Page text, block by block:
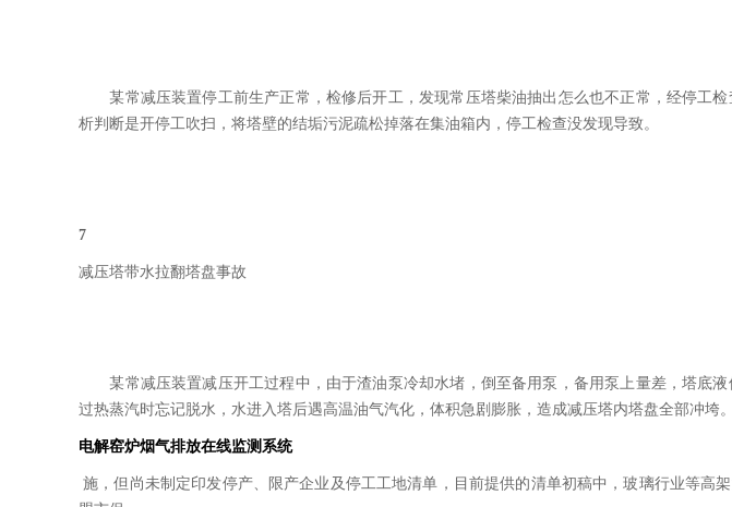
某常减压装置停工前生产正常，检修后开工，发现常压塔柴油抽出怎么也不正常，经停工检
析判断是开停工吹扫，将塔壁的结垢污泥疏松掉落在集油箱内，停工检查没发现导致。
7
减压塔带水拉翻塔盘事故
某常减压装置减压开工过程中，由于渣油泵冷却水堵，倒至备用泵，备用泵上量差，塔底液
过热蒸汽时忘记脱水，水进入塔后遇高温油气汽化，体积急剧膨胀，造成减压塔内塔盘全部冲垮。
电解窑炉烟气排放在线监测系统
施，但尚未制定印发停产、限产企业及停工工地清单，目前提供的清单初稿中，玻璃行业等高